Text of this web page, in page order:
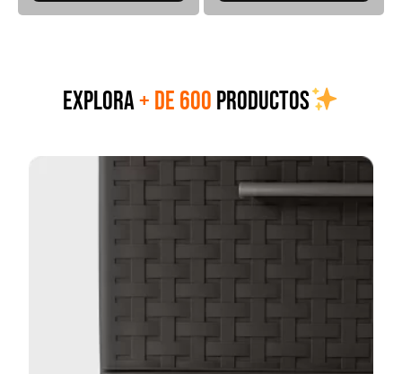
EXPLORA+ DE 600 PRODUCTOS